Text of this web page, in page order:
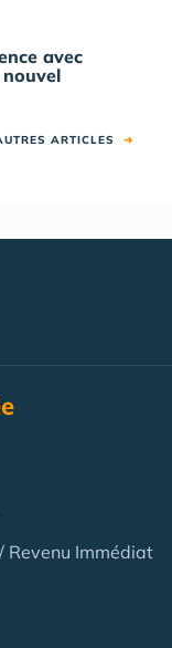
avec
ARTICLES ➜
Revenu Immédiat